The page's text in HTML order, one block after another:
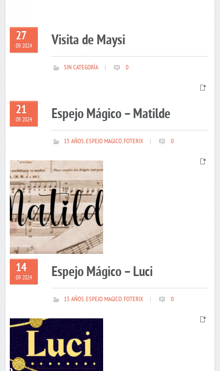
27
09 2024 Visita de Maysi
SIN CATEGORÍA 0
21
09 2024 Espejo Mágico – Matilde
15 AÑOS,ESPEJO MAGICO,FOTERIX 0
14
09 2024 Espejo Mágico – Luci
15 AÑOS,ESPEJO MAGICO,FOTERIX 0